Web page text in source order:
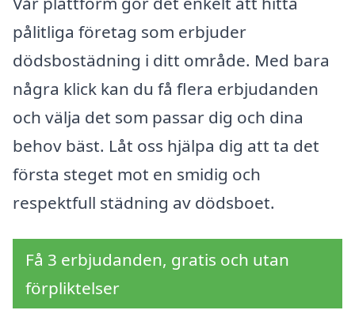
pålitliga företag som erbjuder
dödsbostädning i ditt område. Med bara
några klick kan du få flera erbjudanden
och välja det som passar dig och dina
behov bäst. Låt oss hjälpa dig att ta det
första steget mot en smidig och
respektfull städning av dödsboet.
Få 3 erbjudanden, gratis och utan
förpliktelser